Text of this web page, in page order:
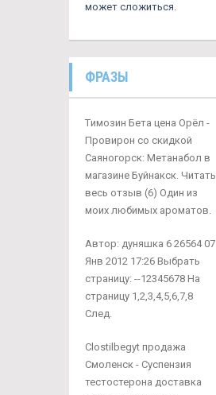
может сложиться.
ФРАЗЫ
Tимозин Бета цена Орёл -
Провирон со скидкой
Саяногорск: Метанабол в
магазине Буйнакск. Читать
весь отзыв (6) Один из
моих любимых ароматов.
Автор: дуняшка 6 26564 07
Янв 2012 17:26 Выбрать
страницу: --12345678 На
страницу 1,2,3,4,5,6,7,8
След.
Clostilbegyt продажа
Смоленск - Суспензия
тестостерона доставка